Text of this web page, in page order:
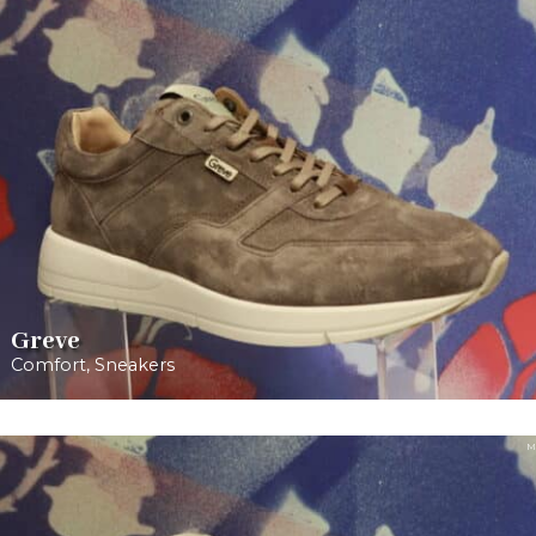
Greve
Comfort,Sneakers